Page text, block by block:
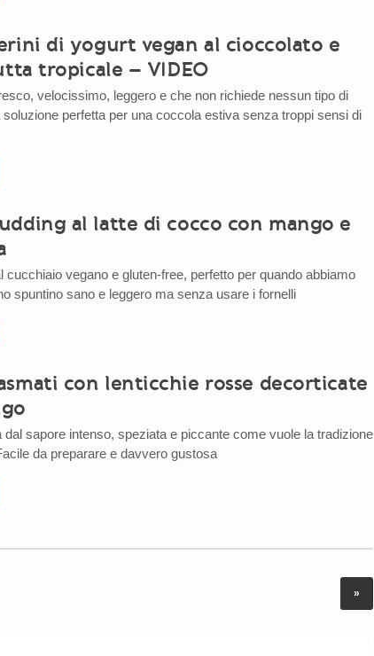
di yogurt vegan al cioccolato e
tropicale – VIDEO
velocissimo, leggero e che non richiede nessun tipo di
soluzione perfetta per una coccola estiva senza troppi sensi di
al latte di cocco con mango e
cucchiaio vegano e gluten-free, perfetto per quando abbiamo
spuntino sano e leggero ma senza usare i fornelli
con lenticchie rosse decorticate
dal sapore intenso, speziata e piccante come vuole la tradizione
da preparare e davvero gustosa
»